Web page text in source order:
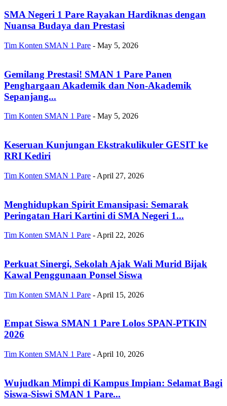
SMA Negeri 1 Pare Rayakan Hardiknas dengan
Nuansa Budaya dan Prestasi
Tim Konten SMAN 1 Pare - May 5, 2026
Gemilang Prestasi! SMAN 1 Pare Panen
Penghargaan Akademik dan Non-Akademik
Sepanjang...
Tim Konten SMAN 1 Pare - May 5, 2026
Keseruan Kunjungan Ekstrakulikuler GESIT ke
RRI Kediri
Tim Konten SMAN 1 Pare - April 27, 2026
Menghidupkan Spirit Emansipasi: Semarak
Peringatan Hari Kartini di SMA Negeri 1...
Tim Konten SMAN 1 Pare - April 22, 2026
Perkuat Sinergi, Sekolah Ajak Wali Murid Bijak
Kawal Penggunaan Ponsel Siswa
Tim Konten SMAN 1 Pare - April 15, 2026
Empat Siswa SMAN 1 Pare Lolos SPAN-PTKIN
2026
Tim Konten SMAN 1 Pare - April 10, 2026
Wujudkan Mimpi di Kampus Impian: Selamat Bagi
Siswa-Siswi SMAN 1 Pare...